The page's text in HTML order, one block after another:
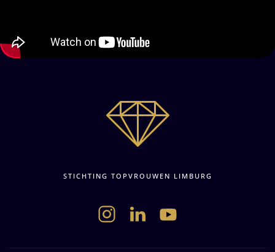
STICHTING TOPVROUWEN LIMBURG